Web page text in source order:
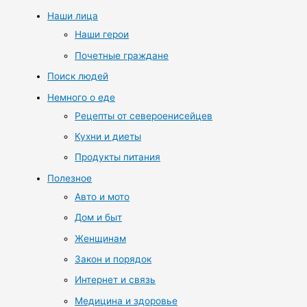
Наши лица
Наши герои
Почетные граждане
Поиск людей
Немного о еде
Рецепты от североенисейцев
Кухни и диеты
Продукты питания
Полезное
Авто и мото
Дом и быт
Женщинам
Закон и порядок
Интернет и связь
Медицина и здоровье